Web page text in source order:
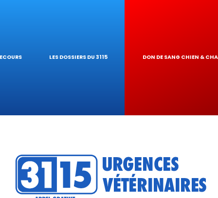
DE TOXICITÉ
LES DOSSIERS DU 3115 DON DE SANG CHIEN &